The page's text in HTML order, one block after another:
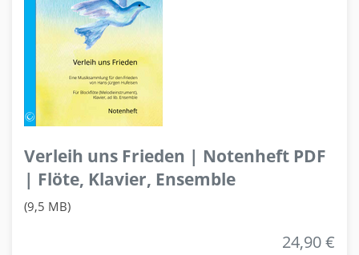
Verleih uns Frieden | Notenheft PDF
| Flöte, Klavier, Ensemble
(9,5 MB)
24,90 €